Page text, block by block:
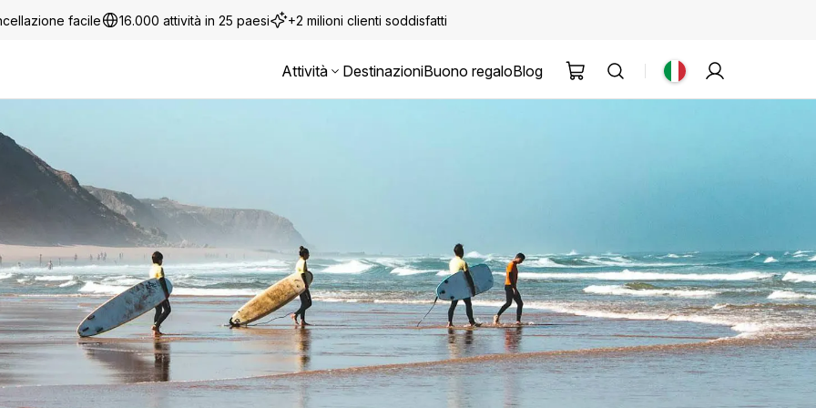
facile 16.000 attività in 25 paesi +2 milioni clienti soddisfatti
Attività DestinazioniBuono regaloBlog